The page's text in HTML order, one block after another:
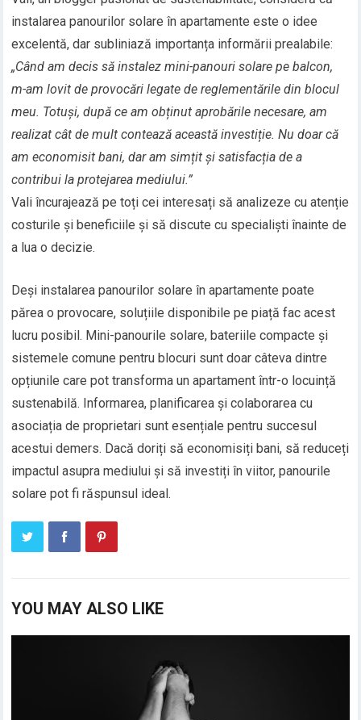
instalarea panourilor solare în apartamente este o idee
excelentă, dar subliniază importanța informării prealabile:
„Când am decis să instalez mini-panouri solare pe balcon,
m-am lovit de provocări legate de reglementările din blocul
meu. Totuși, după ce am obținut aprobările necesare, am
realizat cât de mult contează această investiție. Nu doar că
am economisit bani, dar am simțit și satisfacția de a
contribui la protejarea mediului.”
Vali încurajează pe toți cei interesați să analizeze cu atenție
costurile și beneficiile și să discute cu specialiști înainte de
a lua o decizie.
Deși instalarea panourilor solare în apartamente poate
părea o provocare, soluțiile disponibile pe piață fac acest
lucru posibil. Mini-panourile solare, bateriile compacte și
sistemele comune pentru blocuri sunt doar câteva dintre
opțiunile care pot transforma un apartament într-o locuință
sustenabilă. Informarea, planificarea și colaborarea cu
asociația de proprietari sunt esențiale pentru succesul
acestui demers. Dacă doriți să economisiți bani, să reduceți
impactul asupra mediului și să investiți în viitor, panourile
solare pot fi răspunsul ideal.
YOU MAY ALSO LIKE